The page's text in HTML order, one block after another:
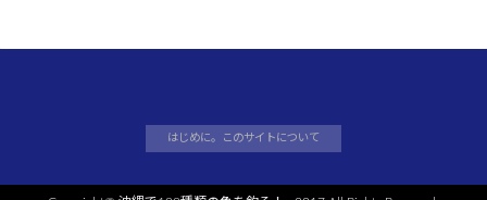
はじめに。このサイトについて